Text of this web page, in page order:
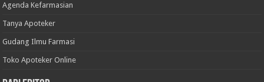
Agenda Kefarmasian
Tanya Apoteker
Gudang Ilmu Farmasi
Toko Apoteker Online